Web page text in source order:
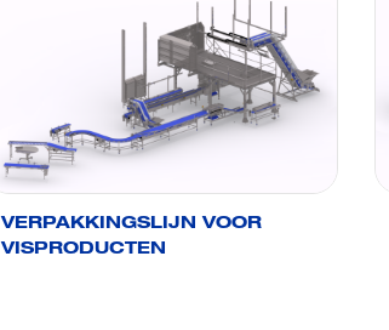
VERPAKKINGSLIJN VOOR
VISPRODUCTEN